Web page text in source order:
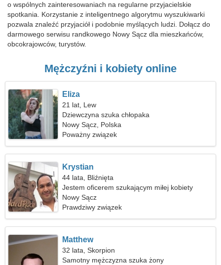
o wspólnych zainteresowaniach na regularne przyjacielskie
spotkania. Korzystanie z inteligentnego algorytmu wyszukiwarki
pozwala znaleźć przyjaciół i podobnie myślących ludzi. Dołącz do
darmowego serwisu randkowego Nowy Sącz dla mieszkańców,
obcokrajowców, turystów.
Mężczyźni i kobiety online
Eliza
21 lat, Lew
Dziewczyna szuka chłopaka
Nowy Sącz, Polska
Poważny związek
Krystian
44 lata, Bliźnięta
Jestem oficerem szukającym miłej kobiety
Nowy Sącz
Prawdziwy związek
Matthew
32 lata, Skorpion
Samotny mężczyzna szuka żony